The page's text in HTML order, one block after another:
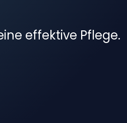
effektive Pflege.